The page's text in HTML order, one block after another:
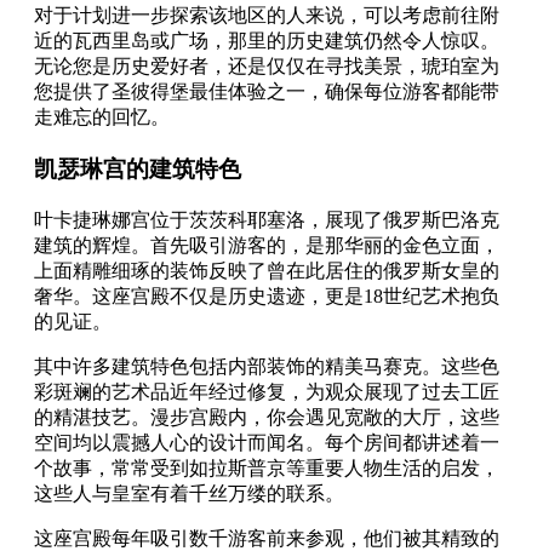
对于计划进一步探索该地区的人来说，可以考虑前往附
近的瓦西里岛或广场，那里的历史建筑仍然令人惊叹。
无论您是历史爱好者，还是仅仅在寻找美景，琥珀室为
您提供了圣彼得堡最佳体验之一，确保每位游客都能带
走难忘的回忆。
凯瑟琳宫的建筑特色
叶卡捷琳娜宫位于茨茨科耶塞洛，展现了俄罗斯巴洛克
建筑的辉煌。首先吸引游客的，是那华丽的金色立面，
上面精雕细琢的装饰反映了曾在此居住的俄罗斯女皇的
奢华。这座宫殿不仅是历史遗迹，更是18世纪艺术抱负
的见证。
其中许多建筑特色包括内部装饰的精美马赛克。这些色
彩斑斓的艺术品近年经过修复，为观众展现了过去工匠
的精湛技艺。漫步宫殿内，你会遇见宽敞的大厅，这些
空间均以震撼人心的设计而闻名。每个房间都讲述着一
个故事，常常受到如拉斯普京等重要人物生活的启发，
这些人与皇室有着千丝万缕的联系。
这座宫殿每年吸引数千游客前来参观，他们被其精致的